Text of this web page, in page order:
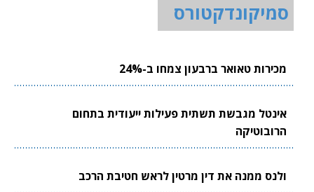
סמיקונדקטורס
מכירות טאואר ברבעון צמחו ב-24%
אינטל מגבשת תשתית פעילות ייעודית בתחום
הרובוטיקה
ולנס ממנה את דין מרטין לראש חטיבת הרכב